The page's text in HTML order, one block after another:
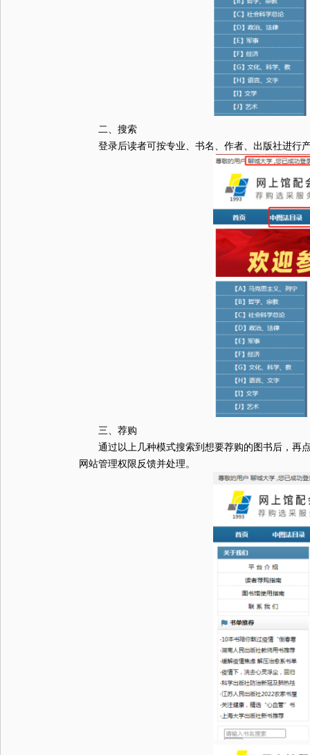
二、搜索
登录后读者可按专业、书名、作者、出版社进行
三、荐购
通过以上几种模式搜索到想要荐购的图书后，再点
网站管理权限反馈并处理。